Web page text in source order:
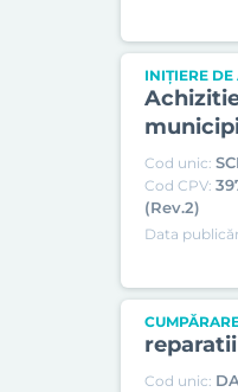
INIȚIERE
Cod unic:
Cod CPV:
(Rev.2)
Data
reparatii
Cod unic: